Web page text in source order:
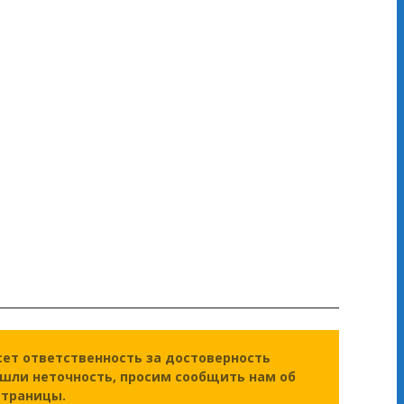
ответственность за достоверность
неточность, просим сообщить нам об